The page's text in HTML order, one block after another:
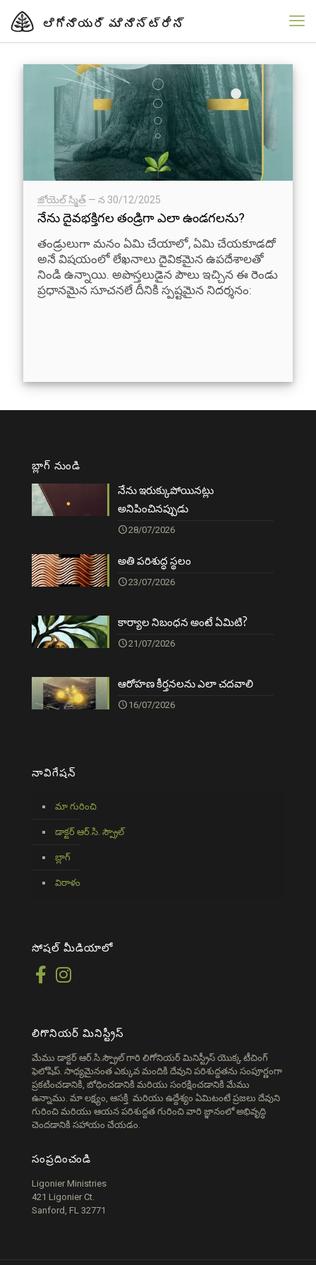
జోయెల్ స్మిత్ — న 30/12/2025
నేను దైవభక్తిగల తండ్రిగా ఎలా ఉండగలను?
తండ్రులుగా మనం ఏమి చేయాలో, ఏమి చేయకూడదో
అనే విషయంలో లేఖనాలు దైవికమైన ఉపదేశాలతో
నిండి ఉన్నాయి. అపొస్తలుడైన పౌలు ఇచ్చిన ఈ రెండు
ప్రధానమైన సూచనలే దీనికి స్పష్టమైన నిదర్శనం:
బ్లాగ్ నుండి
నేను ఇరుక్కుపోయినట్లు
అనిపించినప్పుడు
28/07/2026
అతి పరిశుద్ధ స్థలం
23/07/2026
కార్యాల నిబంధన అంటే ఏమిటి?
21/07/2026
ఆరోహణ కీర్తనలను ఎలా చదవాలి
16/07/2026
నావిగేషన్
మా గురించి
డాక్టర్ ఆర్.సి. స్ప్రౌల్
బ్లాగ్
విరాళం
సోషల్ మీడియాలో
లిగొనియర్ మినిస్ట్రీస్
మేము డాక్టర్ ఆర్.సి.స్ప్రౌల్ గారి లిగోనియర్ మినిస్ట్రీస్ యొక్క టీచింగ్
ఫెలోషిప్. సాధ్యమైనంత ఎక్కువ మందికి దేవుని పరిశుద్దతను సంపూర్ణంగా
ప్రకటించడానికి, బోధించడానికి మరియు సంరక్షించడానికి మేము
ఉన్నాము. మా లక్ష్యం, ఆసక్తి మరియు ఉద్దేశ్యం ఏమిటంటే ప్రజలు దేవుని
గురించి మరియు ఆయన పరిశుద్దత గురించి వారి జ్ఞానంలో అభివృద్ధి
చెందడానికి సహాయం చేయడం.
సంప్రదించండి
Ligonier Ministries
421 Ligonier Ct.
Sanford, FL 32771